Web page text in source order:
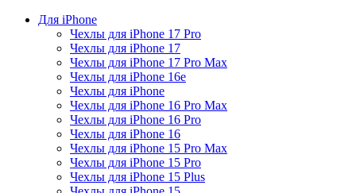
Для iPhone
Чехлы для iPhone 17 Pro
Чехлы для iPhone 17
Чехлы для iPhone 17 Pro Max
Чехлы для iPhone 16e
Чехлы для iPhone
Чехлы для iPhone 16 Pro Max
Чехлы для iPhone 16 Pro
Чехлы для iPhone 16
Чехлы для iPhone 15 Pro Max
Чехлы для iPhone 15 Pro
Чехлы для iPhone 15 Plus